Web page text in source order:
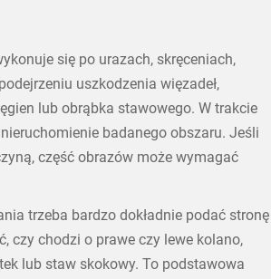
się po urazach, skręceniach,
uszkodzenia więzadeł,
lub obrąbka stawowego. W trakcie
badanego obszaru. Jeśli
część obrazów może wymagać
trzeba bardzo dokładnie podać stronę
czy chodzi o prawe czy lewe kolano,
lub staw skokowy. To podstawowa